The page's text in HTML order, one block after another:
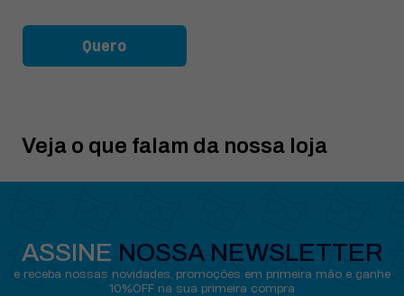
Quero
Veja o que falam da nossa loja
ASSINE NOSSA NEWSLETTER
e receba nossas novidades, promoções em primeira mão e ganhe
10%OFF na sua primeira compra